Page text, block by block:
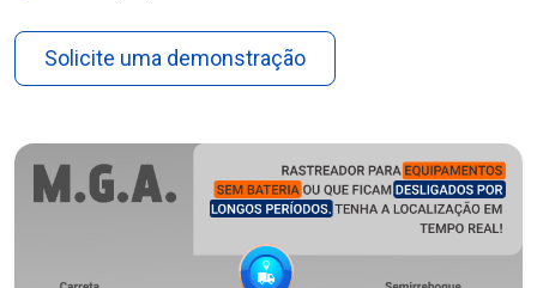
Solicite uma demonstração